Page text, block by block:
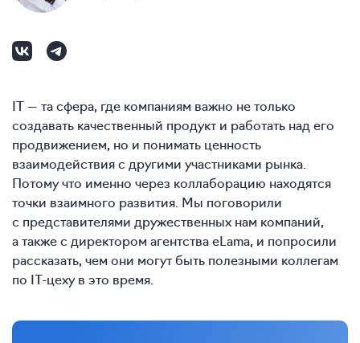
IT — та сфера, где компаниям важно не только
создавать качественный продукт и работать над его
продвижением, но и понимать ценность
взаимодействия с другими участниками рынка.
Потому что именно через коллаборацию находятся
точки взаимного развития. Мы поговорили
c представителями дружественных нам компаний,
а также с директором агентства eLama, и попросили
рассказать, чем они могут быть полезными коллегам
по IТ-цеху в это время.